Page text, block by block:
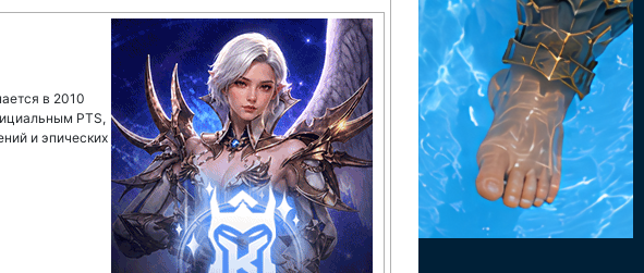
в 2010
PTS,
и эпических